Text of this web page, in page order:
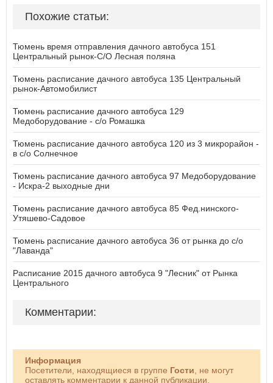
Похожие статьи:
Тюмень время отправления дачного автобуса 151
Центральный рынок-С/О Лесная поляна
Тюмень расписание дачного автобуса 135 Центральный
рынок-Автомобилист
Тюмень расписание дачного автобуса 129
Медоборудование - с/о Ромашка
Тюмень расписание дачного автобуса 120 из 3 микрорайон -
в с/о Солнечное
Тюмень расписание дачного автобуса 97 Медоборудование
- Искра-2 выходные дни
Тюмень расписание дачного автобуса 85 Фед.нинского-
Утяшево-Садовое
Тюмень расписание дачного автобуса 36 от рынка до с/о
"Лаванда"
Расписание 2015 дачного автобуса 9 "Лесник" от Рынка
Центрального
Комментарии:
Информация
Посетители, находящиеся в группе Гости , не могут
оставлять комментарии к данной публикации.